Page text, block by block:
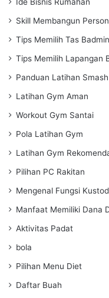
Skill Membangun
Tips Memilih Tas
Tips Memilih Lapangan
Panduan Latihan Smash
Latihan Gym Aman
Workout Gym Santai
Pola Latihan Gym
Latihan Gym
Pilihan PC Rakitan
Mengenal Fungsi
Manfaat Memiliki Dana
Aktivitas Padat
bola
Pilihan Menu Diet
Daftar Buah